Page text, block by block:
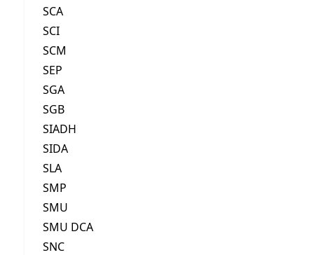
SCA
SCI
SCM
SEP
SGA
SGB
SIADH
SIDA
SLA
SMP
SMU
SMU DCA
SNC